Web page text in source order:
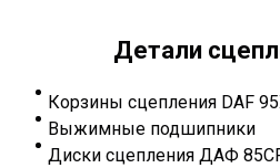
Детали
Корзины сцепления DAF
Выжимные подшипники
Диски сцепления ДАФ